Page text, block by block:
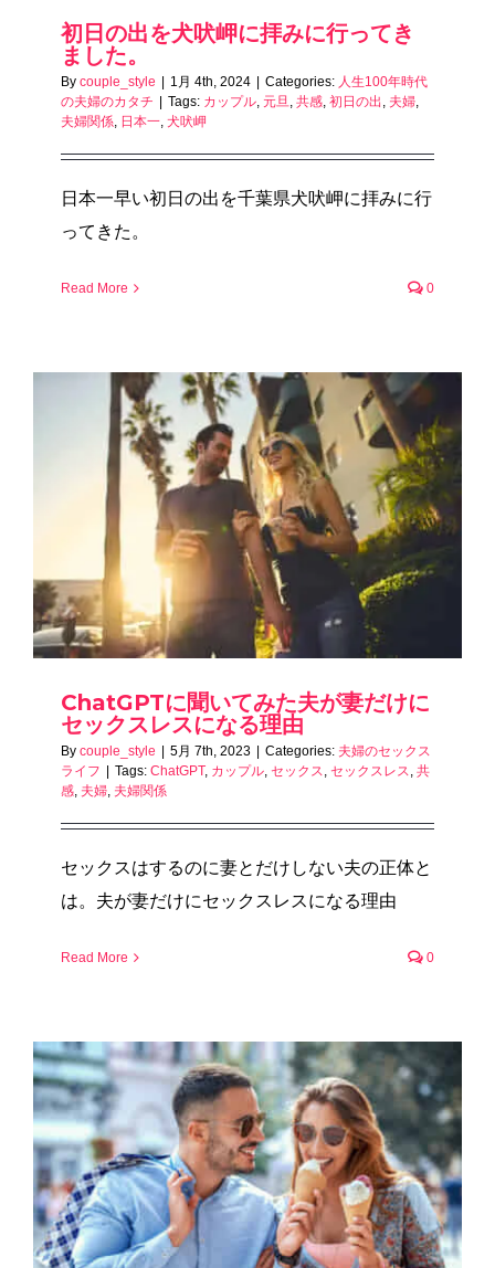
初日の出を犬吠岬に拝みに行ってき
ました。
By couple_style 1月 4th, 2024 Categories: 人生100年時代
の夫婦のカタチ
Tags: カップル, 元旦, 共感, 初日の出 , 夫婦,
夫婦関係, 日本一, 犬吠岬
日本一早い初日の出を千葉県犬吠岬に拝みに行
ってきた。
Read More 0
ChatGPTに聞いてみた夫が妻だけに
セックスレスになる理由
By couple_style 5月 7th, 2023 Categories: 夫婦のセックス
ライフ
Tags: ChatGPT, カップル, セックス, セックスレス, 共
感, 夫婦, 夫婦関係
セックスはするのに妻とだけしない夫の正体と
は。夫が妻だけにセックスレスになる理由
Read More 0